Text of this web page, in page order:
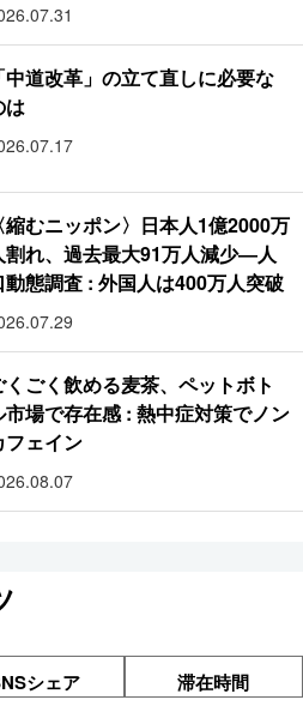
中道改革」の立て直しに必要な
は
〈縮むニッポン〉日本人1億2000万
割れ、過去最大91万人減少―人
動態調査 : 外国人は400万人突破
くごく飲める麦茶、ペットボト
市場で存在感 : 熱中症対策でノン
フェイン
シェア 滞在時間